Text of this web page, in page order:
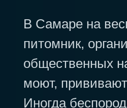
В Самаре на
питомник,
общественных
моют,
Иногда